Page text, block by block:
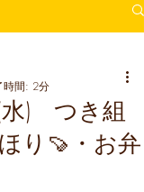
水) つき組
り🍠・お弁
時間: 2分